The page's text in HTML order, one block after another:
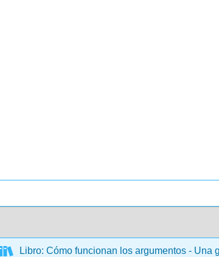
Libro: Cómo funcionan los argumentos -